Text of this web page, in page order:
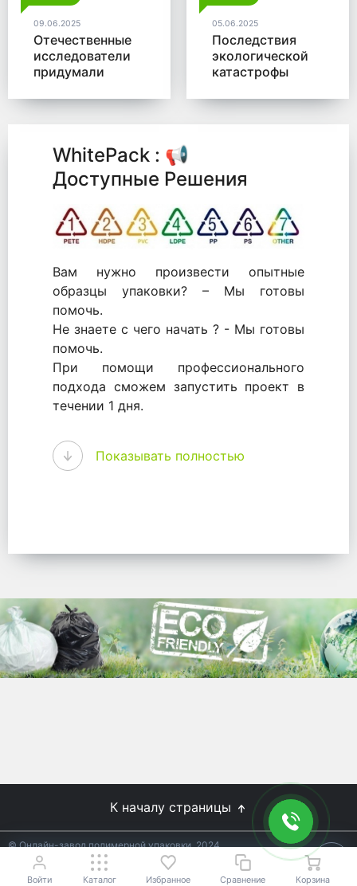
09.06.2025
Отечественные
исследователи
придумали
для утилизации
05.06.2025
Последствия
экологической
катастрофы
микробы от
WhitePack : 📢
Доступные Решения
Вам нужно произвести опытные
образцы упаковки? – Мы готовы
помочь.
Не знаете с чего начать ? - Мы готовы
помочь.
При помощи профессионального
подхода сможем запустить проект в
течении 1 дня.
WhitePack - перерабатываем пластик.
Мы принимали самое активное
участие в становлении этого рынка в
упаковке, и сегодня мы перешли в
Используйте готовые решения от
лидеров отрасли.
WhitePack
8 (495) 204-18-49
Показывать полностью
К началу страницы
© Онлайн-завод полимерной упаковки, 2024
Не является публичной офертой.Условия уточняйте у
менеджеров.
Войти Каталог Избранное Сравнение Корзина